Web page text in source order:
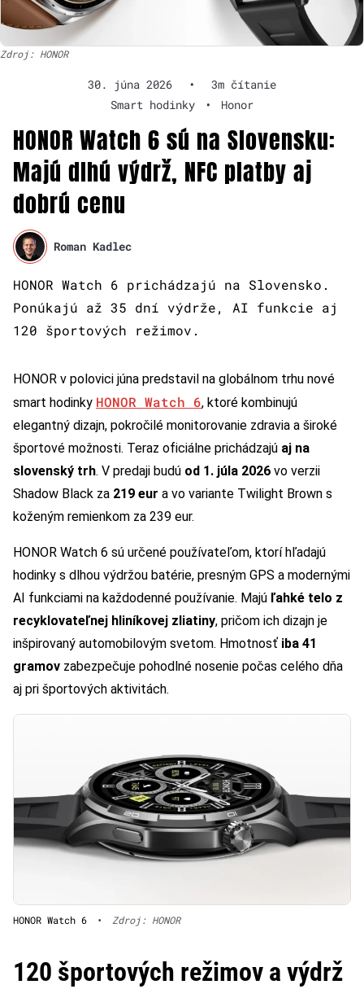
Zdroj: HONOR
30. júna 2026 •
3m čítanie
Smart hodinky
• Honor
HONOR Watch 6 sú na Slovensku:
Majú dlhú výdrž, NFC platby aj
dobrú cenu
Roman Kadlec
HONOR Watch 6 prichádzajú na Slovensko.
Ponúkajú až 35 dní výdrže, AI funkcie aj
120 športových režimov.
HONOR v polovici júna predstavil na globálnom trhu nové
smart hodinky HONOR Watch 6, ktoré kombinujú
elegantný dizajn, pokročilé monitorovanie zdravia a široké
športové možnosti. Teraz oficiálne prichádzajú aj na
slovenský trh. V predaji budú od 1. júla 2026 vo verzii
Shadow Black za 219 eur a vo variante Twilight Brown s
koženým remienkom za 239 eur.
HONOR Watch 6 sú určené používateľom, ktorí hľadajú
hodinky s dlhou výdržou batérie, presným GPS a modernými
AI funkciami na každodenné používanie. Majú ľahké telo z
recyklovateľnej hliníkovej zliatiny, pričom ich dizajn je
inšpirovaný automobilovým svetom. Hmotnosť iba 41
gramov zabezpečuje pohodlné nosenie počas celého dňa
aj pri športových aktivitách.
HONOR Watch 6 • Zdroj: HONOR
120 športových režimov a výdrž